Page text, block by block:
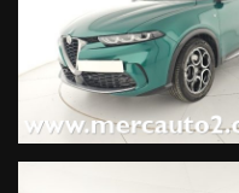
-OFFICINA
-CARROZZERIA
-ELETTRAUTO
-GOMMISTA
-NOLEGGIO
-AUTO SOSTITUTIVA
-PRATICHE AUTO